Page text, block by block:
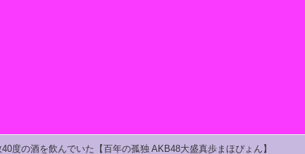
度の酒を飲んでいた【百年の孤独 AKB48大盛真歩まほぴょん】